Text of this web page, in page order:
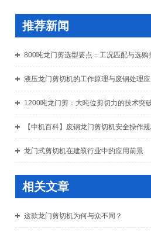
推荐新闻
800吨龙门剪选型要点：工况匹配与选购
液压龙门剪切机的工作原理与废钢处理
1200吨龙门剪：大吨位剪切力的技术突
【中机百科】废钢龙门剪切机安全操作
龙门式剪切机在建筑行业中的应用前景
相关文章
这款龙门剪切机为何与众不同？